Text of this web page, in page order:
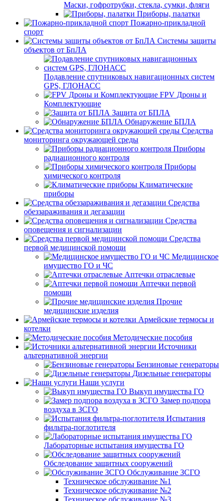
Маски, гофротрубки, стекла, сумки, фляги
Приборы, палатки
Пожарно-прикладной
спорт
Системы защиты
объектов от БпЛА
Подавление спутниковых навигационных систем
GPS, ГЛОНАСС
FPV Дроны и
Комплектующие
Защита от БПЛА
Обнаружение БПЛА
Средства
мониторинга окружающей среды
Приборы
радиационного контроля
Приборы
химического контроля
Климатические
приборы
Средства
обеззараживания и дегазации
Средства
оповещения и сигнализации
Средства
первой медицинской помощи
Медицинское
имущество ГО и ЧС
Аптечки отраслевые
Аптечки первой
помощи
Прочие
медицинские изделия
Армейские термосы и
котелки
Методические пособия
Источники
альтернативной энергии
Бензиновые генераторы
Дизельные генераторы
Наши услуги
Выкуп имущества ГО
Замер подпора
воздуха в ЗСГО
Испытания
фильтра-поглотителя
Лабораторные испытания имущества ГО
Обследование защитных сооружений
Обслуживание ЗСГО
Техническое обслуживание №1
Техническое обслуживание №2
Техническое обслуживание №3